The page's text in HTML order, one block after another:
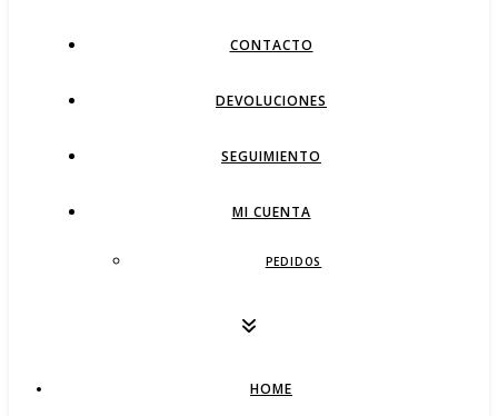
CONTACTO
DEVOLUCIONES
SEGUIMIENTO
MI CUENTA
PEDIDOS
HOME